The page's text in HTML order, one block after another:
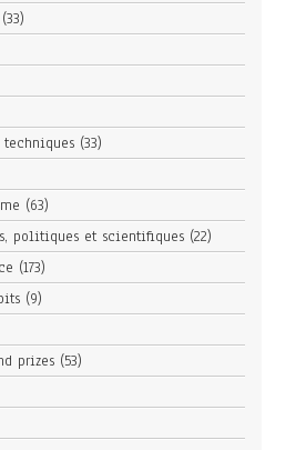
(33)
techniques (33)
(63)
politiques et scientifiques (22)
(173)
(9)
prizes (53)